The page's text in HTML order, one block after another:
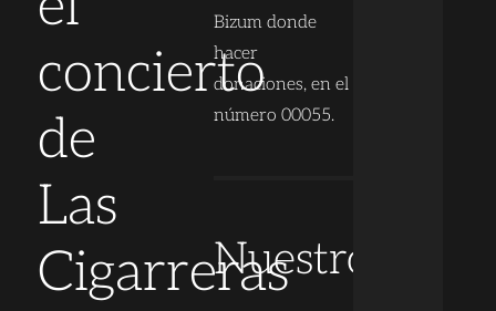
concierto
de
Las
Cigarreras
Bizum donde
hacer
donaciones, en el
número 00055.
Nuestro